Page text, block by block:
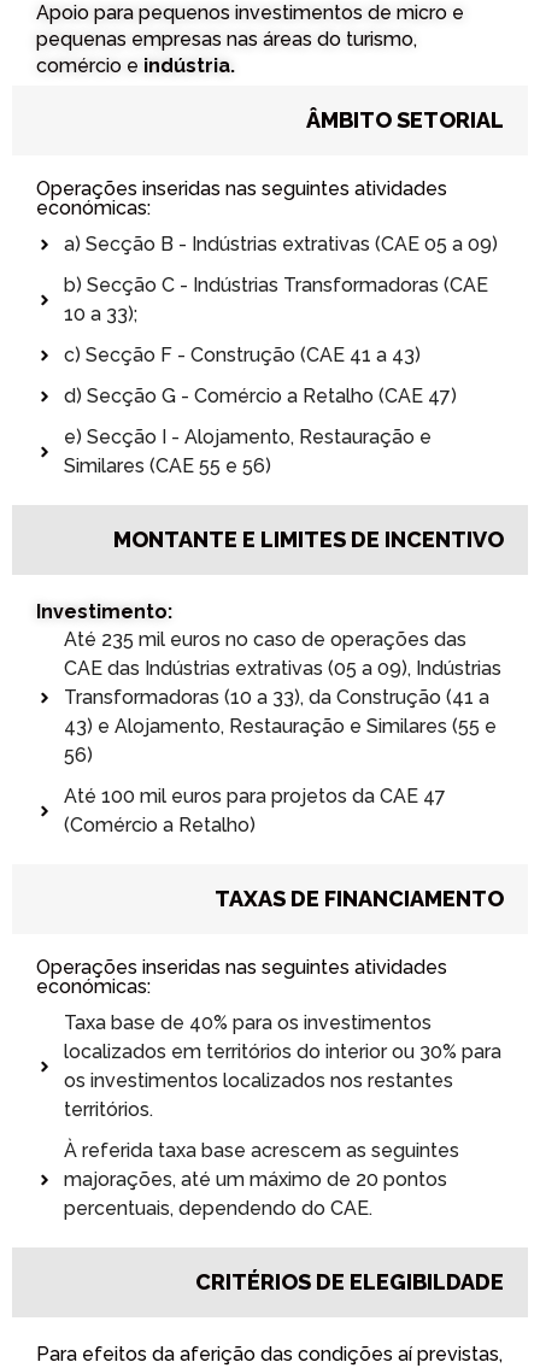
Apoio para pequenos investimentos de micro e
pequenas empresas nas áreas do turismo,
comércio e indústria.
ÂMBITO SETORIAL
Operações inseridas nas seguintes atividades
económicas:
a) Secção B - Indústrias extrativas (CAE 05 a 09)
b) Secção C - Indústrias Transformadoras (CAE
10 a 33);
c) Secção F - Construção (CAE 41 a 43)
d) Secção G - Comércio a Retalho (CAE 47)
e) Secção I - Alojamento, Restauração e
Similares (CAE 55 e 56)
MONTANTE E LIMITES DE INCENTIVO
Investimento:
Até 235 mil euros no caso de operações das
CAE das Indústrias extrativas (05 a 09), Indústrias
Transformadoras (10 a 33), da Construção (41 a
43) e Alojamento, Restauração e Similares (55 e
56)
Até 100 mil euros para projetos da CAE 47
(Comércio a Retalho)
TAXAS DE FINANCIAMENTO
Operações inseridas nas seguintes atividades
económicas:
Taxa base de 40% para os investimentos
localizados em territórios do interior ou 30% para
os investimentos localizados nos restantes
territórios.
À referida taxa base acrescem as seguintes
majorações, até um máximo de 20 pontos
percentuais, dependendo do CAE.
CRITÉRIOS DE ELEGIBILDADE
Para efeitos da aferição das condições aí previstas,